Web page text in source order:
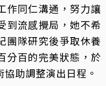
作同仁溝通，努力讓
到流感攪局，她不希
團隊研究後爭取休養
分百的完美狀態，於
助調整演出日程。